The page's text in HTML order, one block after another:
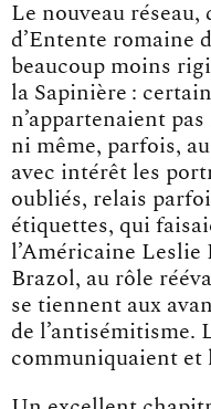
Le nouveau réseau,
d’Entente romaine
beaucoup moins
la Sapinière :
n’appartenaient
ni même, parfois,
avec intérêt les
oubliés, relais
étiquettes, qui
l’Américaine Leslie
Brazol, au rôle
se tiennent aux
de l’antisémitisme.
communiquaient et